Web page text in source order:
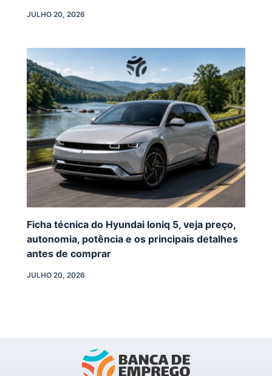
JULHO 20, 2026
Ficha técnica do Hyundai Ioniq 5, veja preço,
autonomia, potência e os principais detalhes
antes de comprar
JULHO 20, 2026